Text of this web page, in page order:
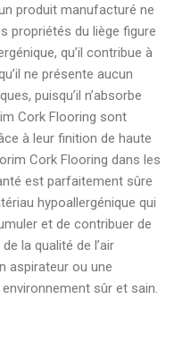
produit manufacturé ne
propriétés du liège figure
qu’il contribue à
ne présente aucun
puisqu’il n’absorbe
Cork Flooring sont
à leur finition de haute
Cork Flooring dans les
est parfaitement sûre
hypoallergénique qui
et de contribuer de
la qualité de l’air
aspirateur ou une
sûr et sain.